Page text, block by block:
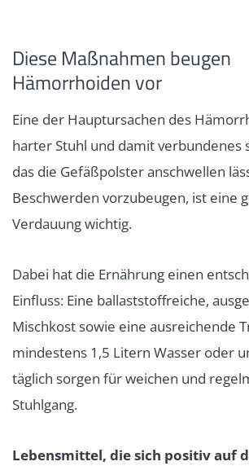
Diese Maßnahmen beugen
Hämorrhoiden vor
Eine der Hauptursachen des
harter Stuhl und damit verbundenes
das die Gefäßpolster anschwellen
Beschwerden vorzubeugen, ist eine
Verdauung wichtig.
Dabei hat die Ernährung einen
Einfluss: Eine ballaststoffreiche,
Mischkost sowie eine ausreichende
mindestens 1,5 Litern Wasser oder
täglich sorgen für weichen und
Stuhlgang.
Lebensmittel, die sich positiv auf